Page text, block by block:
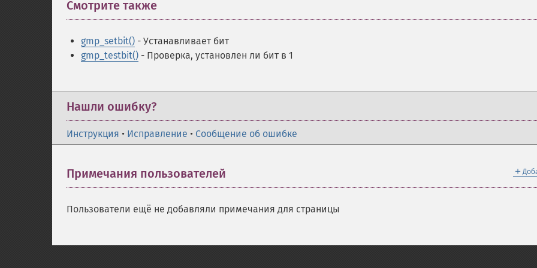
Смотрите также
gmp_setbit() - Устанавливает бит
gmp_testbit() - Проверка, установлен ли бит в 1
Нашли ошибку?
Инструкция • Исправление • Сообщение об ошибке
＋
Примечания пользователей
Пользователи ещё не добавляли примечания для страницы